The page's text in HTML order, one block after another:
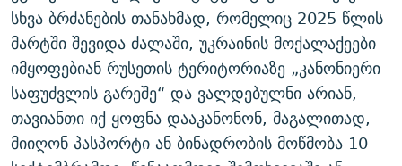
სხვა ბრძანების თანახმად, რომელიც 2025 წლის
მარტში შევიდა ძალაში, უკრაინის მოქალაქეები
იმყოფებიან რუსეთის ტერიტორიაზე „კანონიერი
საფუძვლის გარეშე“ და ვალდებულნი არიან,
თავიანთი იქ ყოფნა დააკანონონ, მაგალითად,
მიიღონ პასპორტი ან ბინადრობის მოწმობა 10